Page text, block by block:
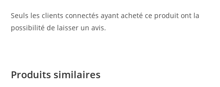
Seuls les clients connectés ayant acheté ce produit ont la
possibilité de laisser un avis.
Produits similaires